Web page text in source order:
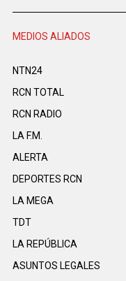
MEDIOS ALIADOS
NTN24
RCN TOTAL
RCN RADIO
LA F.M.
ALERTA
DEPORTES RCN
LA MEGA
TDT
LA REPÚBLICA
ASUNTOS LEGALES